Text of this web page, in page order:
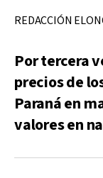
REDACCIÓN
Por tercera
precios de
Paraná en
valores en